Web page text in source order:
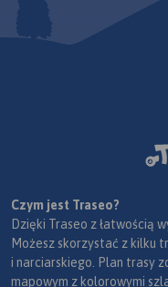
Czym jest Traseo?
Dzięki Traseo z łatwością
Możesz skorzystać z kilku
i narciarskiego. Plan trasy
mapowym z kolorowymi